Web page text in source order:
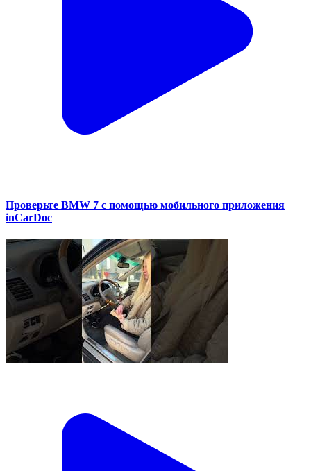
Проверьте BMW 7 с помощью мобильного приложения
inCarDoc